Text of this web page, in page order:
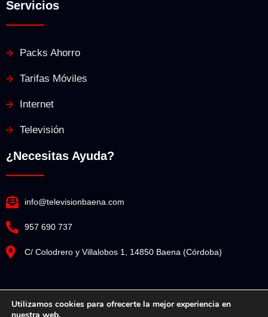
Servicios
Packs Ahorro
Tarifas Móviles
Internet
Televisión
¿Necesitas Ayuda?
info@televisionbaena.com
957 690 737
C/ Colodrero y Villalobos 1, 14850 Baena (Córdoba)
Utilizamos cookies para ofrecerte la mejor experiencia en